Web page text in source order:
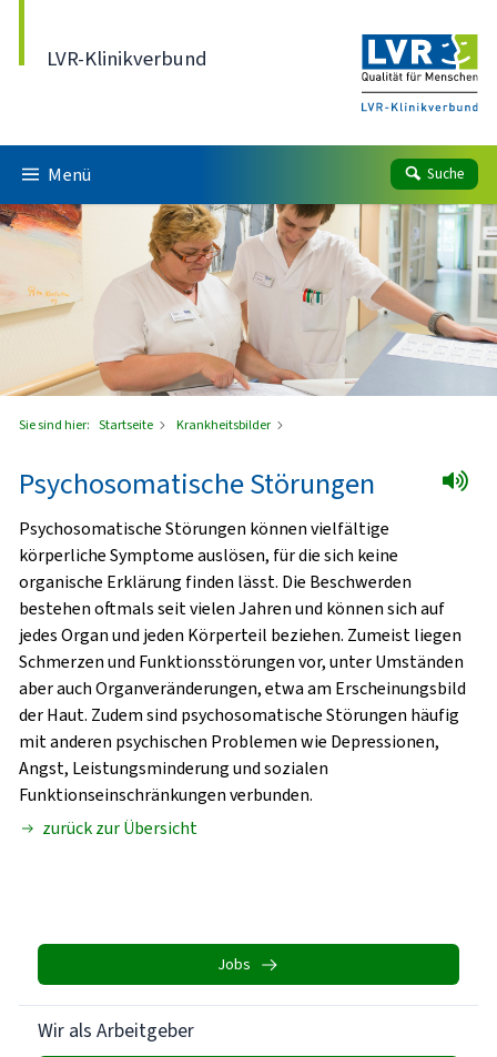
LVR-Klinikverbund
Menü Suche
Sie sind hier: Startseite Krankheitsbilder
Psychosomatische Störungen
Psychosomatische Störungen können vielfältige
körperliche Symptome auslösen, für die sich keine
organische Erklärung finden lässt. Die Beschwerden
bestehen oftmals seit vielen Jahren und können sich auf
jedes Organ und jeden Körperteil beziehen. Zumeist liegen
Schmerzen und Funktionsstörungen vor, unter Umständen
aber auch Organveränderungen, etwa am Erscheinungsbild
der Haut. Zudem sind psychosomatische Störungen häufig
mit anderen psychischen Problemen wie Depressionen,
Angst, Leistungsminderung und sozialen
Funktionseinschränkungen verbunden.
zurück zur Übersicht
Jobs
Wir als Arbeitgeber